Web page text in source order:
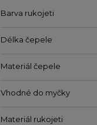
Barva rukojeti
Délka čepele
Materiál čepele
Vhodné do myčky
Materiál rukojeti